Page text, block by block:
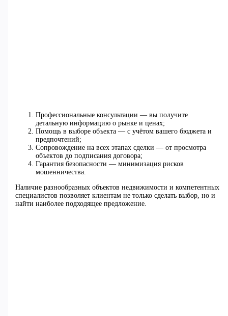
Профессиональные консультации — вы получите
детальную информацию о рынке и ценах;
Помощь в выборе объекта — с учётом вашего бюджета и
предпочтений;
Сопровождение на всех этапах сделки — от просмотра
объектов до подписания договора;
Гарантия безопасности — минимизация рисков
мошенничества.
Наличие разнообразных объектов недвижимости и компетентных
специалистов позволяет клиентам не только сделать выбор, но и
найти наиболее подходящее предложение.